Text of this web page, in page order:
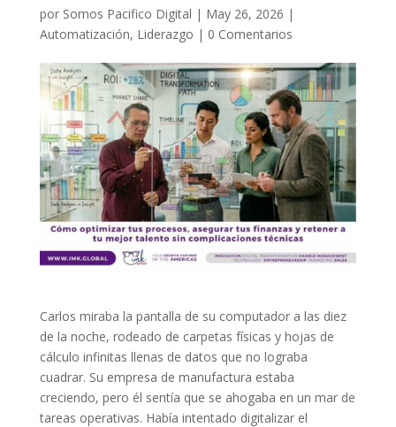
por Somos Pacifico Digital | May 26, 2026 |
Automatización, Liderazgo | 0 Comentarios
Carlos miraba la pantalla de su computador a las diez
de la noche, rodeado de carpetas físicas y hojas de
cálculo infinitas llenas de datos que no lograba
cuadrar. Su empresa de manufactura estaba
creciendo, pero él sentía que se ahogaba en un mar de
tareas operativas. Había intentado digitalizar el